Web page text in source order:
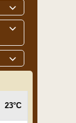


